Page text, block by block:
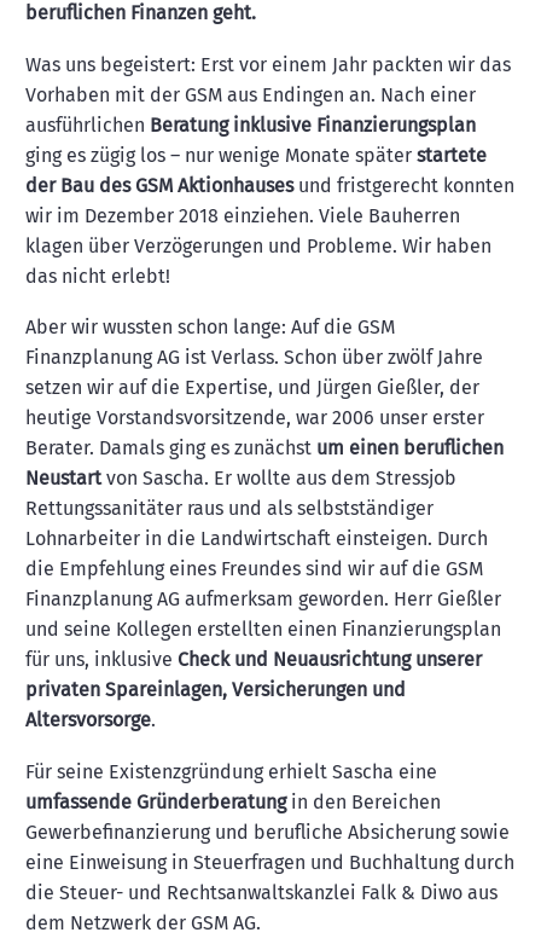
beruflichen Finanzen geht.
Was uns begeistert: Erst vor einem Jahr packten wir das
Vorhaben mit der GSM aus Endingen an. Nach einer
ausführlichen Beratung inklusive Finanzierungsplan
ging es zügig los – nur wenige Monate später startete
der Bau des GSM Aktionhausesund fristgerecht konnten
wir im Dezember 2018 einziehen. Viele Bauherren
klagen über Verzögerungen und Probleme. Wir haben
das nicht erlebt!
Aber wir wussten schon lange: Auf die GSM
Finanzplanung AG ist Verlass. Schon über zwölf Jahre
setzen wir auf die Expertise, und Jürgen Gießler, der
heutige Vorstandsvorsitzende, war 2006 unser erster
Berater. Damals ging es zunächst um einen beruflichen
Neustartvon Sascha. Er wollte aus dem Stressjob
Rettungssanitäter raus und als selbstständiger
Lohnarbeiter in die Landwirtschaft einsteigen. Durch
die Empfehlung eines Freundes sind wir auf die GSM
Finanzplanung AG aufmerksam geworden. Herr Gießler
und seine Kollegen erstellten einen Finanzierungsplan
für uns, inklusive Check und Neuausrichtung unserer
privaten Spareinlagen, Versicherungen und
Altersvorsorge.
Für seine Existenzgründung erhielt Sascha eine
umfassende Gründerberatungin den Bereichen
Gewerbefinanzierung und berufliche Absicherung sowie
eine Einweisung in Steuerfragen und Buchhaltung durch
die Steuer- und Rechtsanwaltskanzlei Falk & Diwo aus
dem Netzwerk der GSM AG.